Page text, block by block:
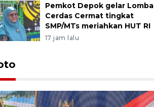
Pemkot Depok gelar Lomba
Cerdas Cermat tingkat
SMP/MTs meriahkan HUT RI
17 jam lalu